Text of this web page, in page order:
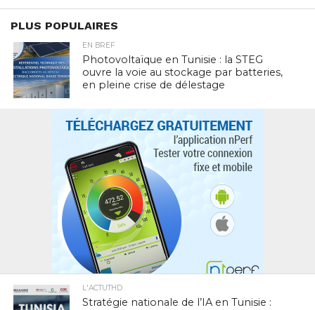
PLUS POPULAIRES
EN BREF
Photovoltaïque en Tunisie : la STEG
ouvre la voie au stockage par batteries,
en pleine crise de délestage
L'ACTUTHD
Stratégie nationale de l’IA en Tunisie :